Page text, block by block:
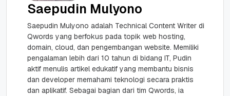
Saepudin Mulyono
Saepudin Mulyono adalah Technical Content Writer di
Qwords yang berfokus pada topik web hosting,
domain, cloud, dan pengembangan website. Memiliki
pengalaman lebih dari 10 tahun di bidang IT, Pudin
aktif menulis artikel edukatif yang membantu bisnis
dan developer memahami teknologi secara praktis
dan aplikatif. Sebagai bagian dari tim Qwords, ia